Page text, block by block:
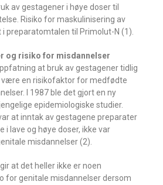
av gestagener i høye doser til
Risiko for maskulinisering av
preparatomtalen til Primolut-N (1).
og risiko for misdannelser
at bruk av gestagener tidlig
være en risikofaktor for medfødte
I 1987 ble det gjort en ny
epidemiologiske studier.
at inntak av gestagene preparater
i lave og høye doser, ikke var
misdannelser (2).
at det heller ikke er noen
for genitale misdannelser dersom